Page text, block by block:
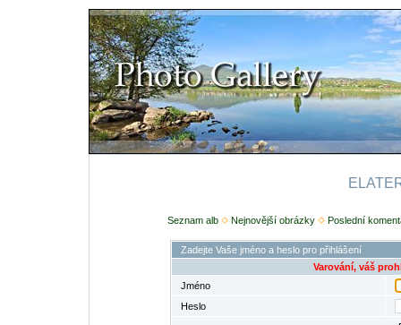
Seznam alb Nejnovější obrázky Poslední
Zadejte Vaše jméno a heslo pro přihlášení
Varování, váš
Jméno
Heslo